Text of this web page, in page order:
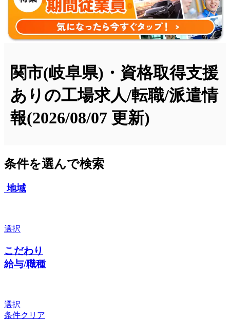
関市(岐阜県)・資格取得支援
ありの工場求人/転職/派遣情
報(2026/08/07 更新)
条件を選んで検索
地域
選択
こだわり
給与/職種
選択
条件クリア